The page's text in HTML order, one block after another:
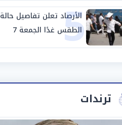
5
الأرصاد تعلن تفاصيل حالة
الطقس غدًا الجمعة 7
أغسطس 2026
ترندات